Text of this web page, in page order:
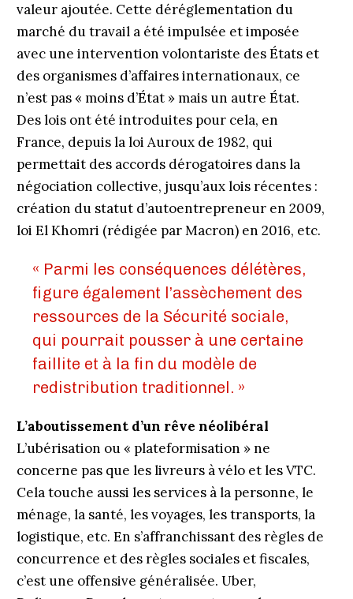
valeur ajoutée. Cette déréglementation du
marché du travail a été impulsée et imposée
avec une intervention volontariste des États et
des organismes d’affaires internationaux, ce
n’est pas « moins d’État » mais un autre État.
Des lois ont été introduites pour cela, en
France, depuis la loi Auroux de 1982, qui
permettait des accords dérogatoires dans la
négociation collective, jusqu’aux lois récentes :
création du statut d’autoentrepreneur en 2009,
loi El Khomri (rédigée par Macron) en 2016, etc.
« Parmi les conséquences délétères,
figure également l’assèchement des
ressources de la Sécurité sociale,
qui pourrait pousser à une certaine
faillite et à la fin du modèle de
redistribution traditionnel. »
L’aboutissement d’un rêve néolibéral
L’ubérisation ou « plateformisation » ne
concerne pas que les livreurs à vélo et les VTC.
Cela touche aussi les services à la personne, le
ménage, la santé, les voyages, les transports, la
logistique, etc. En s’affranchissant des règles de
concurrence et des règles sociales et fiscales,
c’est une offensive généralisée. Uber,